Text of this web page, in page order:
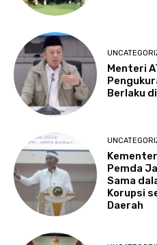
Menteri
Berlaku
Pemda
Sama
Korupsi
Daerah